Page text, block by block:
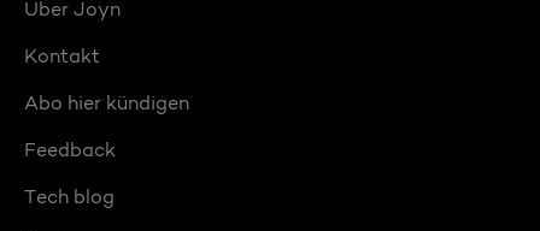
Über Joyn
Kontakt
Abo hier kündigen
Feedback
Tech blog